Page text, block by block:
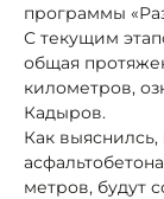
программы
С текущим
общая
километров,
Кадыров.
Как
метров, будут